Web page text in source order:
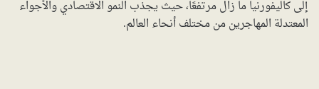
إلى كاليفورنيا ما زال مرتفعًا، حيث يجذب النمو الاقتصادي والأجواء
المعتدلة المهاجرين من مختلف أنحاء العالم.